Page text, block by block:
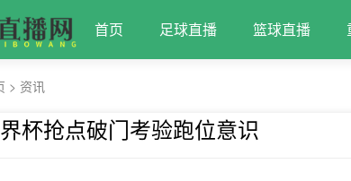
首页 足球直播 篮球直播
> 资讯
杯抢点破门考验跑位意识